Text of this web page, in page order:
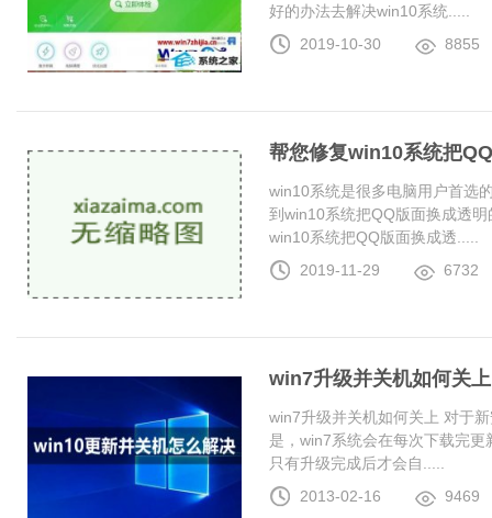
好的办法去解决win10系统.....
2019-10-30
8855
帮您修复win10系统把
win10系统是很多电脑用户首选
到win10系统把QQ版面换成透
win10系统把QQ版面换成透.....
2019-11-29
6732
win7升级并关机如何关上
win7升级并关机如何关上 对于
是，win7系统会在每次下载完
只有升级完成后才会自.....
2013-02-16
9469